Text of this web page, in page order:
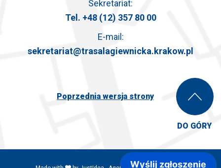
Sekretariat:
Tel. +48 (12) 357 80 00
E-mail:
sekretariat@trasalagiewnicka.krakow.pl
Poprzednia wersja strony
DO GÓRY